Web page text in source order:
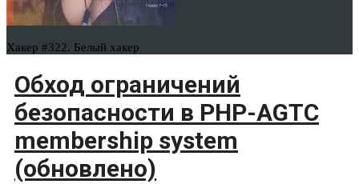
Хакер #322. Белый хакер
Обход ограничений
безопасности в PHP-AGTC
membership system
(обновлено)